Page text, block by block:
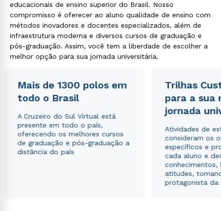
educacionais de ensino superior do Brasil. Nosso
compromisso é oferecer ao aluno qualidade de ensino com
métodos inovadores e docentes especializados, além de
infraestrutura moderna e diversos cursos de graduação e
pós-graduação. Assim, você tem a liberdade de escolher a
melhor opção para sua jornada universitária.
Mais de 1300 polos em
todo o Brasil
A Cruzeiro do Sul Virtual está
presente em todo o país,
oferecendo os melhores cursos
de graduação e pós-graduação a
distância do país
Trilhas
para a sua
jornada
Atividades de
consideram os
específicos e
cada aluno e
conhecimentos,
atitudes,
protagonista da